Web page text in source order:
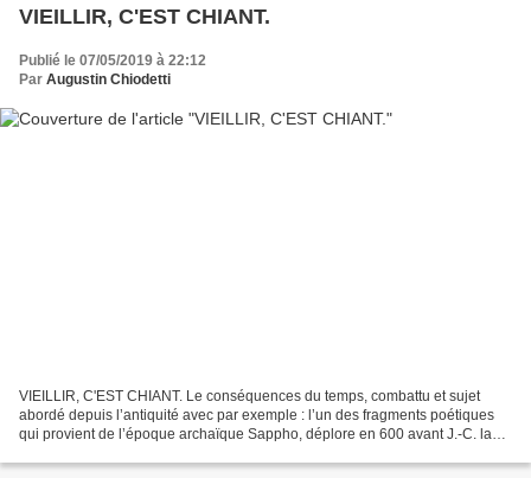
VIEILLIR, C'EST CHIANT.
Publié le 07/05/2019 à 22:12
Par Augustin Chiodetti
VIEILLIR, C'EST CHIANT. Le conséquences du temps, combattu et sujet
abordé depuis l’antiquité avec par exemple : l’un des fragments poétiques
qui provient de l’époque archaïque Sappho, déplore en 600 avant J.-C. la